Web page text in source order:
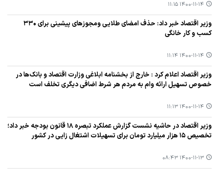
۱۴۰۰-۱۱-۱۴ ۱۱:۱۵
وزیر اقتصاد خبر داد: حذف امضای طلایی ومجوزهای پیشینی برای ۳۳۰
كسب و كار خانگی
۱۴۰۰-۱۱-۱۴ ۱۱:۱۴
وزیر اقتصاد اعلام كرد : خارج از بخشنامه ابلاغی وزارت اقتصاد و بانك‌ها در
خصوص تسهیل ارائه وام به مردم هر شرط اضافی دیگری تخلف است
۱۴۰۰-۱۱-۱۴ ۱۱:۱۳
وزیر اقتصاد در حاشیه نشست گزارش عملكرد تبصره ۱۸ قانون بودجه خبر داد؛
تخصیص ۱۵ هزار میلیارد تومان برای تسهیلات اشتغال زایی در كشور
۱۴۰۰-۱۱-۱۳ ۰۸:۴۳